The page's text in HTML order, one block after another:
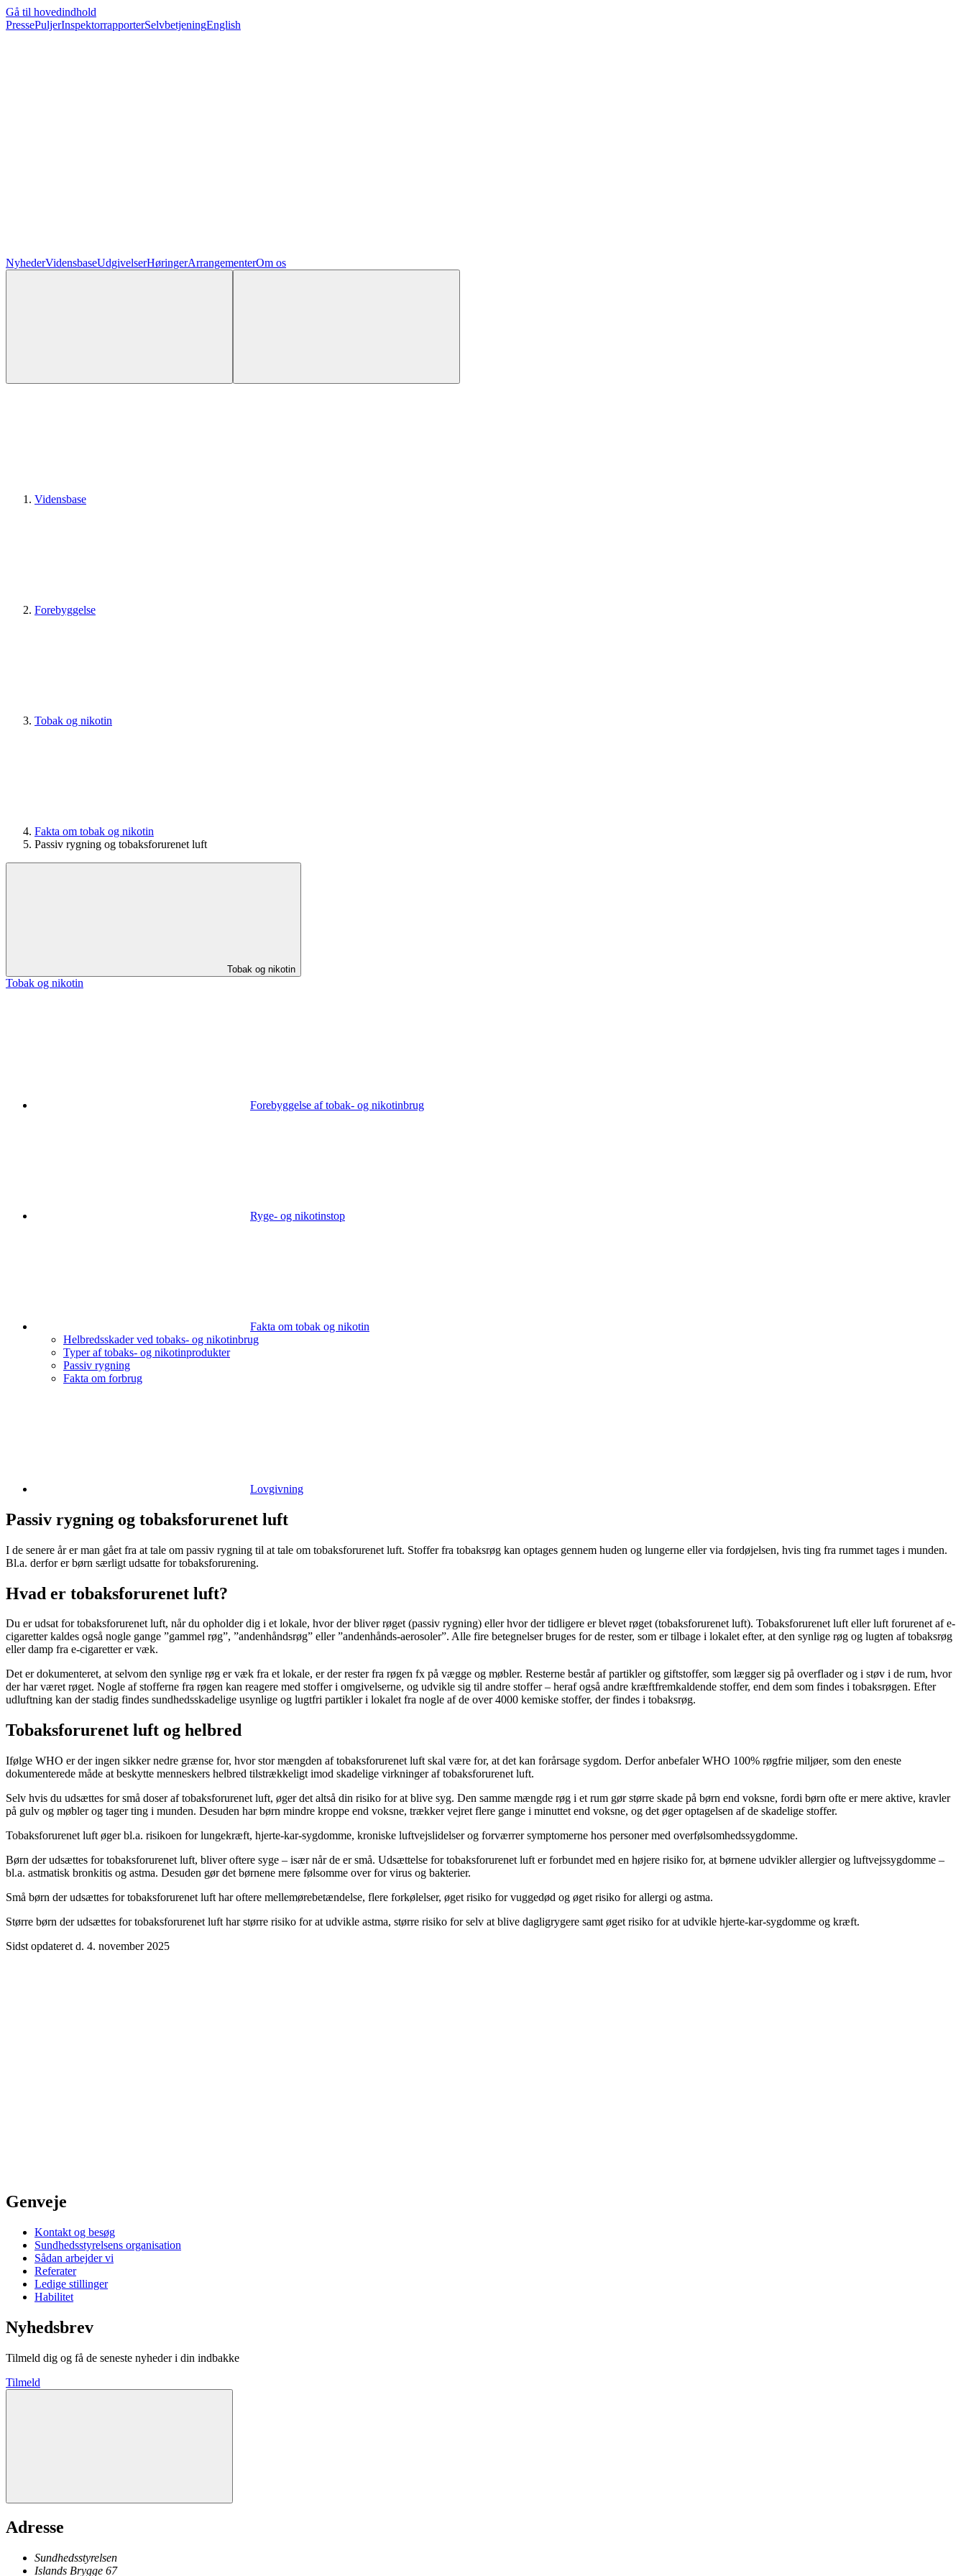
Gå til hovedindhold
PressePuljerInspektorrapporterSelvbetjeningEnglish
NyhederVidensbaseUdgivelserHøringerArrangementerOm os
Vidensbase
Forebyggelse
Tobak og nikotin
Fakta om tobak og nikotin
Passiv rygning og tobaksforurenet luft
Tobak og nikotin
Tobak og nikotin
Forebyggelse af tobak- og nikotinbrug
Ryge- og nikotinstop
Fakta om tobak og nikotin
Helbredsskader ved tobaks- og nikotinbrug
Typer af tobaks- og nikotinprodukter
Passiv rygning
Fakta om forbrug
Lovgivning
Passiv rygning og tobaksforurenet luft
I de senere år er man gået fra at tale om passiv rygning til at tale om tobaksforurenet luft. Stoffer fra tobaksrøg kan optages gennem huden og lungerne eller via fordøjelsen, hvis ting fra rummet tages i munden.
Bl.a. derfor er børn særligt udsatte for tobaksforurening.
Hvad er tobaksforurenet luft?
Du er udsat for tobaksforurenet luft, når du opholder dig i et lokale, hvor der bliver røget (passiv rygning) eller hvor der tidligere er blevet røget (tobaksforurenet luft). Tobaksforurenet luft eller luft forurenet af e-
cigaretter kaldes også nogle gange ”gammel røg”, ”andenhåndsrøg” eller ”andenhånds-aerosoler”. Alle fire betegnelser bruges for de rester, som er tilbage i lokalet efter, at den synlige røg og lugten af tobaksrøg
eller damp fra e-cigaretter er væk.
Det er dokumenteret, at selvom den synlige røg er væk fra et lokale, er der rester fra røgen fx på vægge og møbler. Resterne består af partikler og giftstoffer, som lægger sig på overflader og i støv i de rum, hvor
der har været røget. Nogle af stofferne fra røgen kan reagere med stoffer i omgivelserne, og udvikle sig til andre stoffer – heraf også andre kræftfremkaldende stoffer, end dem som findes i tobaksrøgen. Efter
udluftning kan der stadig findes sundhedsskadelige usynlige og lugtfri partikler i lokalet fra nogle af de over 4000 kemiske stoffer, der findes i tobaksrøg.
Tobaksforurenet luft og helbred
Ifølge WHO er der ingen sikker nedre grænse for, hvor stor mængden af tobaksforurenet luft skal være for, at det kan forårsage sygdom. Derfor anbefaler WHO 100% røgfrie miljøer, som den eneste
dokumenterede måde at beskytte menneskers helbred tilstrækkeligt imod skadelige virkninger af tobaksforurenet luft.
Selv hvis du udsættes for små doser af tobaksforurenet luft, øger det altså din risiko for at blive syg. Den samme mængde røg i et rum gør større skade på børn end voksne, fordi børn ofte er mere aktive, kravler
på gulv og møbler og tager ting i munden. Desuden har børn mindre kroppe end voksne, trækker vejret flere gange i minuttet end voksne, og det øger optagelsen af de skadelige stoffer.
Tobaksforurenet luft øger bl.a. risikoen for lungekræft, hjerte-kar-sygdomme, kroniske luftvejslidelser og forværrer symptomerne hos personer med overfølsomhedssygdomme.
Børn der udsættes for tobaksforurenet luft, bliver oftere syge – især når de er små. Udsættelse for tobaksforurenet luft er forbundet med en højere risiko for, at børnene udvikler allergier og luftvejssygdomme –
bl.a. astmatisk bronkitis og astma. Desuden gør det børnene mere følsomme over for virus og bakterier.
Små børn der udsættes for tobaksforurenet luft har oftere mellemørebetændelse, flere forkølelser, øget risiko for vuggedød og øget risiko for allergi og astma.
Større børn der udsættes for tobaksforurenet luft har større risiko for at udvikle astma, større risiko for selv at blive dagligrygere samt øget risiko for at udvikle hjerte-kar-sygdomme og kræft.
Sidst opdateret d. 4. november 2025
Genveje
Kontakt og besøg
Sundhedsstyrelsens organisation
Sådan arbejder vi
Referater
Ledige stillinger
Habilitet
Nyhedsbrev
Tilmeld dig og få de seneste nyheder i din indbakke
Tilmeld
Adresse
Sundhedsstyrelsen
Islands Brygge 67